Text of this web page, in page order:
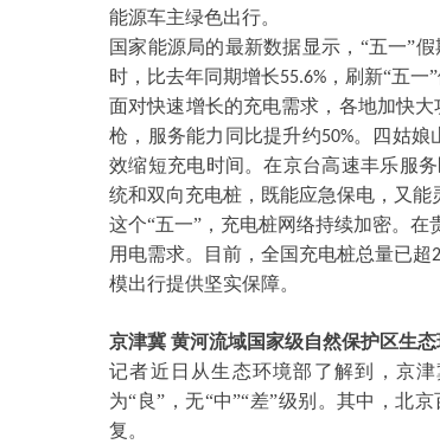
能源车主绿色出行。
国家能源局的最新数据显示， “五一”
时，比去年同期增长55.6% ，刷新“五一
面对快速增长的充电需求，各地加快
枪，服务能力同比提升约50%。四姑娘
效缩短充电时间。在京台高速丰乐服
统和双向充电桩，既能应急保电，又能
这个“五一”，充电桩网络持续加密。
用电需求。目前，全国充电桩总量已超
模出行提供坚实保障。
京津冀 黄河流域国家级自然保护区生
记者近日从生态环境部了解到，京津
为“良”，无“中”“差”级别。其中，北
复。